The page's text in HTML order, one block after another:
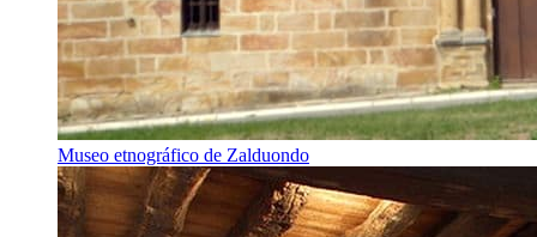
Museo etnográfico de Zalduondo